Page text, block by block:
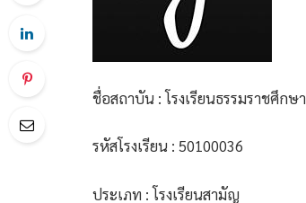
ชื่อสถาบัน : โรงเรียนธรรมราชศึกษา
รหัสโรงเรียน : 50100036
ประเภท : โรงเรียนสามัญ